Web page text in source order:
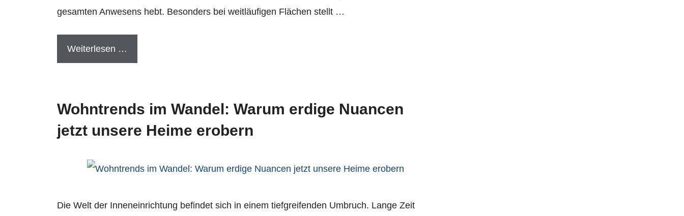
gesamten Anwesens hebt. Besonders bei weitläufigen Flächen stellt …
Weiterlesen …
Wohntrends im Wandel: Warum erdige Nuancen
jetzt unsere Heime erobern
Die Welt der Inneneinrichtung befindet sich in einem tiefgreifenden Umbruch. Lange Zeit